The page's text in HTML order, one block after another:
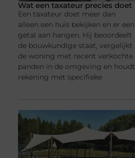
Wat een taxateur precies doet
Een taxateur doet meer dan
alleen een huis bekijken en er een
getal aan hangen. Hij beoordeelt
de bouwkundige staat, vergelijkt
de woning met recent verkochte
panden in de omgeving en houdt
rekening met specifieke